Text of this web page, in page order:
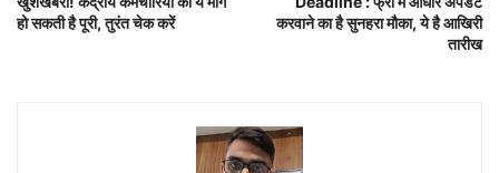
हो सकती है पूरी, तुरंत चेक करें
करवाने का है सुनहरा मौका, ये है आखिरी
तारीख